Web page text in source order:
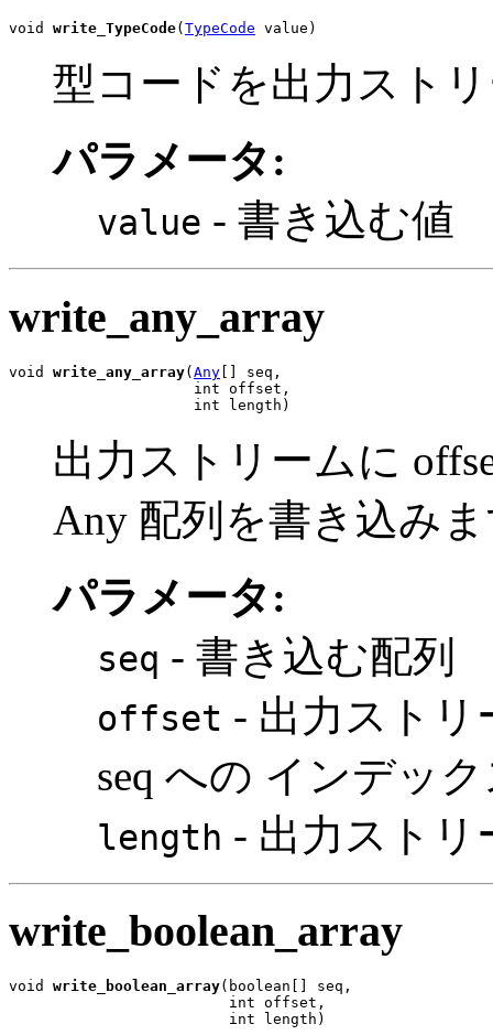
void write_TypeCode( TypeCode value)
型コードを出力スト
パラメータ:
value - 書き込む値
write_any_array
void write_any_array(Any [] seq,
                     int offset,
                     int length)
出力ストリームに
Any 配列を書き込み
パラメータ:
seq - 書き込む配列
offset - 出力ストリ
seq への インデッ
length - 出力ストリ
write_boolean_array
void write_boolean_array(boolean[] seq,
                         int offset,
                         int length)